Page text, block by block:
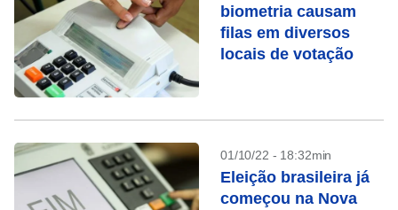
biometria causam
filas em diversos
locais de votação
01/10/22 - 18:32min
Eleição brasileira já
começou na Nova